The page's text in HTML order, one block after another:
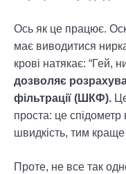
Ось як це працює.
має виводитися
крові натякає: “Гей,
дозволяє
фільтрації (ШКФ).
проста: це
швидкість, тим краще
Проте, не все так